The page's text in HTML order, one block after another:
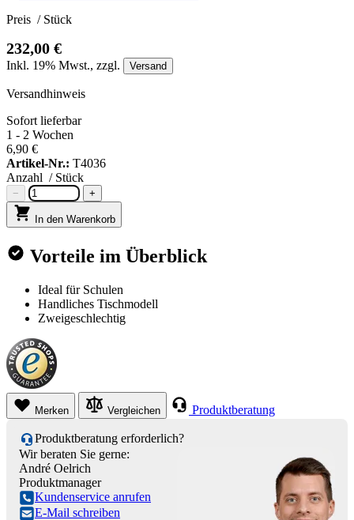
Preis / Stück
232,00 €
Inkl. 19% Mwst., zzgl. Versand
Versandhinweis
Sofort lieferbar
1 - 2 Wochen
6,90 €
Artikel-Nr.: T4036
Anzahl / Stück
− +
In den Warenkorb
Vorteile im Überblick
Ideal für Schulen
Handliches Tischmodell
Zweigeschlechtig
Merken Vergleichen Produktberatung
Produktberatung erforderlich?
Wir beraten Sie gerne:
André Oelrich
Produktmanager
Kundenservice anrufen
E-Mail schreiben